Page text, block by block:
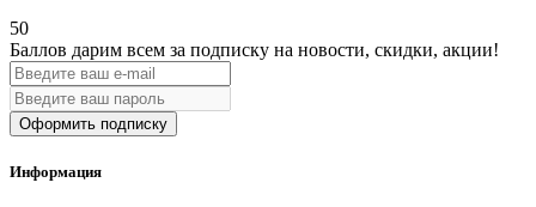
50
Баллов дарим всем за подписку на новости, скидки, акции!
Оформить подписку
Информация